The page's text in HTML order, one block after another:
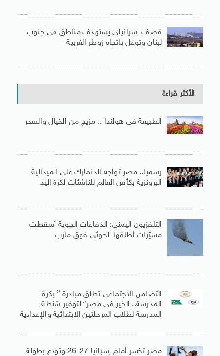
قصف إسرائيلى يستهدف مناطق فى جنوب
لبنان وتوغل باتجاه زوطر الغربية
الأكثر قراءة
الطبيعة فى هولندا .. مزيج من الخيال والسحر
رسميا.. مصر تواجه الدنمارك على الميدالية
البرونزية بكأس العالم للناشئات لكرة اليد
التلفزيون اليمنى: الدفاعات الجوية أسقطت
مسيّرات أطلقها الحوثى فوق مأرب
التضامن الاجتماعى تطلق مبادرة ” بكرة
المدرسة.. الخير فى مصر” لتوفير شنطة
المدرسة لطلاب المرحلتين الابتدائية والإعدادية
مصر تخسر أمام إسبانيا 27-26 وتودع بطولة